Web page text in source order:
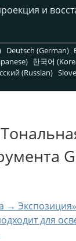
и
Deutsch (German)
한국어
(Russian)
→
для